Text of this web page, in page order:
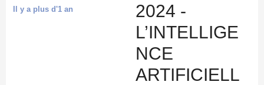
Il y a plus d'1 an
2024 -
L’INTELLIGE
NCE
ARTIFICIELL